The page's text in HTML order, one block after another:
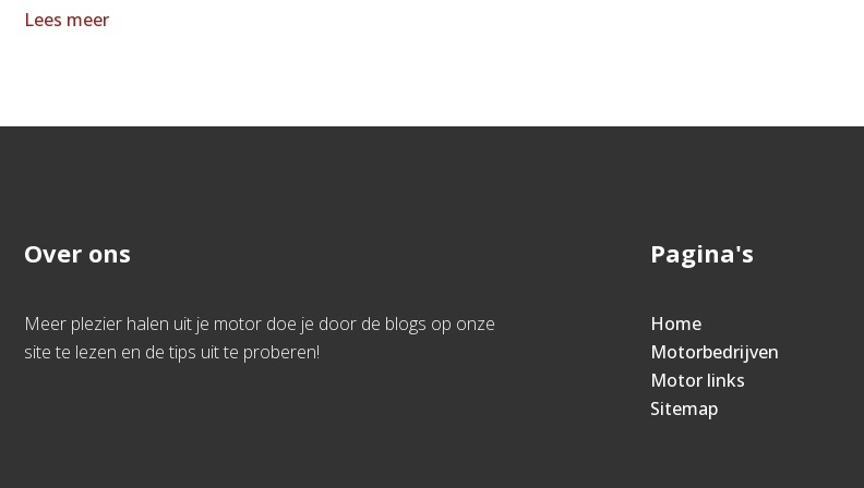
Lees meer
Over ons
Meer plezier halen uit je motor doe je door de blogs op onze
site te lezen en de tips uit te proberen!
Pagina's
Home
Motorbedrijven
Motor links
Sitemap